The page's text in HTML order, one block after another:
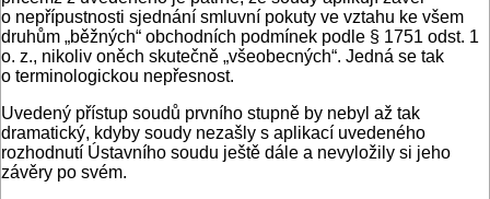
o nepřípustnosti sjednání smluvní pokuty ve vztahu ke všem
druhům „běžných“ obchodních podmínek podle § 1751 odst. 1
o. z., nikoliv oněch skutečně „všeobecných“. Jedná se tak
o terminologickou nepřesnost.
Uvedený přístup soudů prvního stupně by nebyl až tak
dramatický, kdyby soudy nezašly s aplikací uvedeného
rozhodnutí Ústavního soudu ještě dále a nevyložily si jeho
závěry po svém.